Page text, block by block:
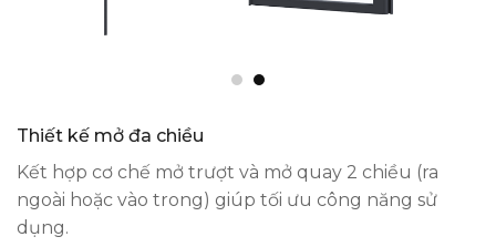
Thiết kế mở đa chiều
Kết hợp cơ chế mở trượt và mở quay 2 chiều (ra
ngoài hoặc vào trong) giúp tối ưu công năng sử
dụng.